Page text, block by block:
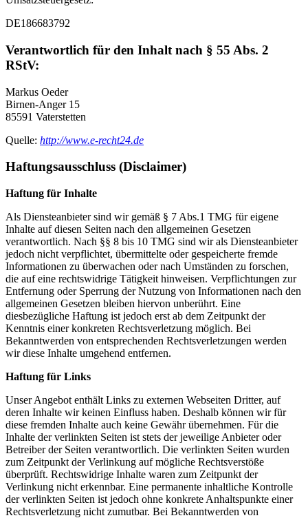
DE186683792
Verantwortlich für den Inhalt nach § 55 Abs. 2
RStV:
Markus Oeder
Birnen-Anger 15
85591 Vaterstetten
Quelle: http://www.e-recht24.de
Haftungsausschluss (Disclaimer)
Haftung für Inhalte
Als Diensteanbieter sind wir gemäß § 7 Abs.1 TMG für eigene
Inhalte auf diesen Seiten nach den allgemeinen Gesetzen
verantwortlich. Nach §§ 8 bis 10 TMG sind wir als Diensteanbieter
jedoch nicht verpflichtet, übermittelte oder gespeicherte fremde
Informationen zu überwachen oder nach Umständen zu forschen,
die auf eine rechtswidrige Tätigkeit hinweisen. Verpflichtungen zur
Entfernung oder Sperrung der Nutzung von Informationen nach den
allgemeinen Gesetzen bleiben hiervon unberührt. Eine
diesbezügliche Haftung ist jedoch erst ab dem Zeitpunkt der
Kenntnis einer konkreten Rechtsverletzung möglich. Bei
Bekanntwerden von entsprechenden Rechtsverletzungen werden
wir diese Inhalte umgehend entfernen.
Haftung für Links
Unser Angebot enthält Links zu externen Webseiten Dritter, auf
deren Inhalte wir keinen Einfluss haben. Deshalb können wir für
diese fremden Inhalte auch keine Gewähr übernehmen. Für die
Inhalte der verlinkten Seiten ist stets der jeweilige Anbieter oder
Betreiber der Seiten verantwortlich. Die verlinkten Seiten wurden
zum Zeitpunkt der Verlinkung auf mögliche Rechtsverstöße
überprüft. Rechtswidrige Inhalte waren zum Zeitpunkt der
Verlinkung nicht erkennbar. Eine permanente inhaltliche Kontrolle
der verlinkten Seiten ist jedoch ohne konkrete Anhaltspunkte einer
Rechtsverletzung nicht zumutbar. Bei Bekanntwerden von